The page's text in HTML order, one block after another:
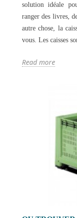
solution idéale
ranger des livres,
autre chose, la
vous. Les caisses
Read more